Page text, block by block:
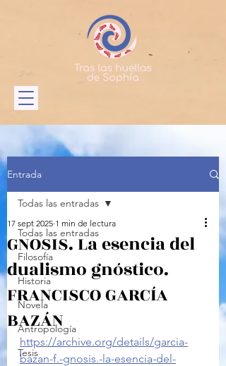
Entrada
Todas las entradas
Filosofía
Historia
Novela
Antropología
Tesis
Todas las entradas
GNOSIS. La esencia del
dualismo gnóstico.
FRANCISCO GARCÍA
BAZÁN
17 sept 2025 1 min de lectura
https://archive.org/details/garcia-
bazan-f.-gnosis.-la-esencia-del-